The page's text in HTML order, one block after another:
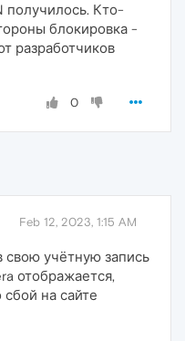
получилось. Кто-
блокировка -
разработчиков
0
Feb 12, 2023, 1:15 AM
свою учётную запись
отображается,
на сайте